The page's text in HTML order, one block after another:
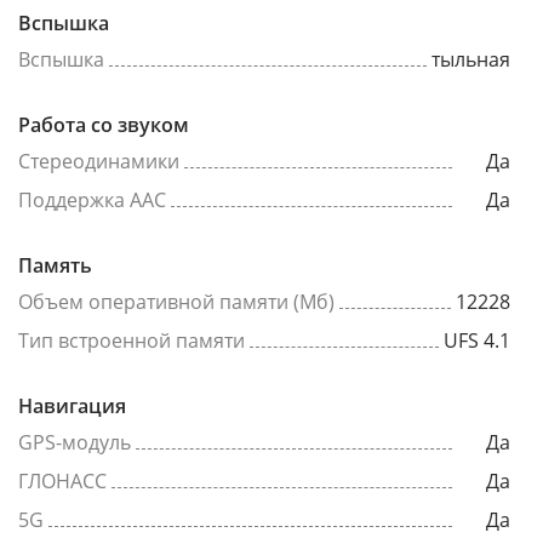
Вспышка
Вспышка
тыльная
Работа со звуком
Стереодинамики
Да
Поддержка AAC
Да
Память
Объем оперативной памяти (Мб)
12228
Тип встроенной памяти
UFS 4.1
Навигация
GPS-модуль
Да
ГЛОНАСС
Да
5G
Да